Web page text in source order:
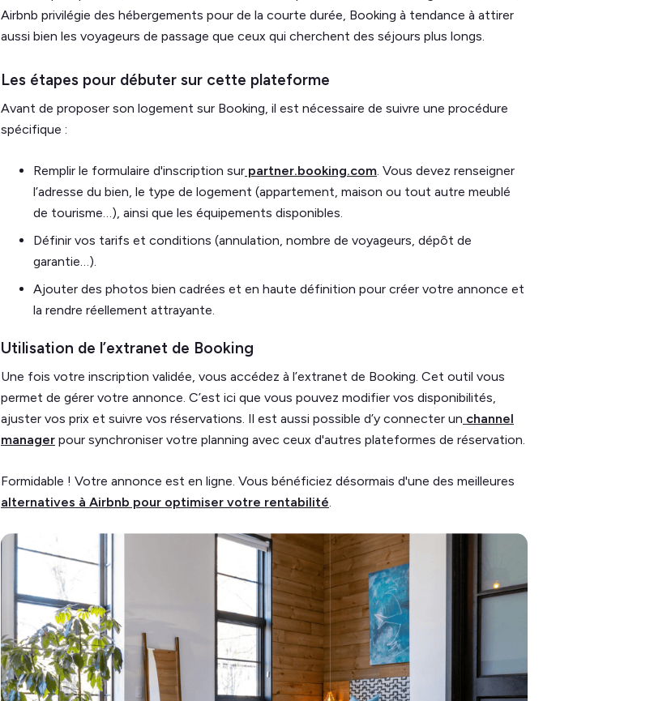
Airbnb privilégie des hébergements pour de la courte durée, Booking à tendance à attirer
aussi bien les voyageurs de passage que ceux qui cherchent des séjours plus longs.
Les étapes pour débuter sur cette plateforme
Avant de proposer son logement sur Booking, il est nécessaire de suivre une procédure
spécifique :
Remplir le formulaire d'inscription sur partner.booking.com. Vous devez renseigner
l’adresse du bien, le type de logement (appartement, maison ou tout autre meublé
de tourisme…), ainsi que les équipements disponibles.
Définir vos tarifs et conditions (annulation, nombre de voyageurs, dépôt de
garantie…).
Ajouter des photos bien cadrées et en haute définition pour créer votre annonce et
la rendre réellement attrayante.
Utilisation de l’extranet de Booking
Une fois votre inscription validée, vous accédez à l’extranet de Booking. Cet outil vous
permet de gérer votre annonce. C’est ici que vous pouvez modifier vos disponibilités,
ajuster vos prix et suivre vos réservations. Il est aussi possible d’y connecter un channel
manager pour synchroniser votre planning avec ceux d'autres plateformes de réservation.
Formidable ! Votre annonce est en ligne. Vous bénéficiez désormais d'une des meilleures
alternatives à Airbnb pour optimiser votre rentabilité.